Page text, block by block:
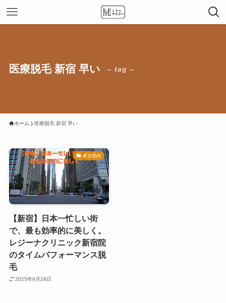
医療脱毛 新宿 早い – tag –
ホーム 医療脱毛 新宿 早い
東京都内
【新宿】日本一忙しい街
で、最も効率的に美しく。
レジーナクリニック新宿院
のタイムパフォーマンス脱
毛
2025年9月29日